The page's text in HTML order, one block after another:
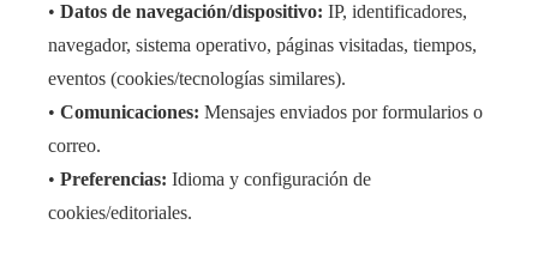
• Datos de navegación/dispositivo: IP, identificadores,
navegador, sistema operativo, páginas visitadas, tiempos,
eventos (cookies/tecnologías similares).
• Comunicaciones: Mensajes enviados por formularios o
correo.
• Preferencias: Idioma y configuración de
cookies/editoriales.